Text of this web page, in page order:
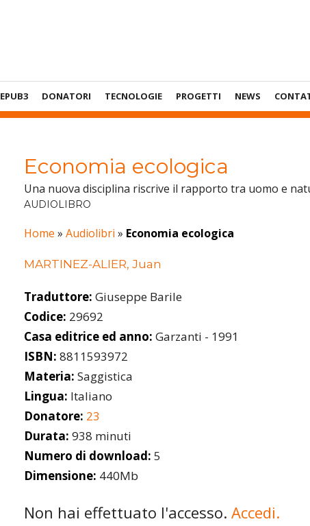
EPUB3 DONATORI TECNOLOGIE PROGETTI NEWS
Economia ecologica
Una nuova disciplina riscrive il rapporto tra uomo e
AUDIOLIBRO
Home » Audiolibri » Economia ecologica
MARTINEZ-ALIER, Juan
Traduttore: Giuseppe Barile
Codice: 29692
Casa editrice ed anno: Garzanti - 1991
ISBN: 8811593972
Materia: Saggistica
Lingua: Italiano
Donatore: 23
Durata: 938 minuti
Numero di download: 5
Dimensione: 440Mb
Non hai effettuato l'accesso. Accedi.